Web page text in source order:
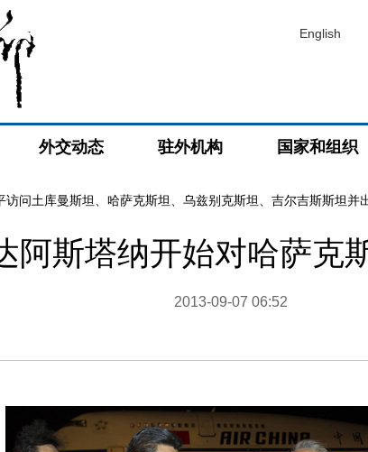
English
外交动态 驻外机构 国家和组织
访问土库曼斯坦、哈萨克斯坦、乌兹别克斯坦、吉尔吉斯斯坦
阿斯塔纳开始对哈萨克
2013-09-07 06:52